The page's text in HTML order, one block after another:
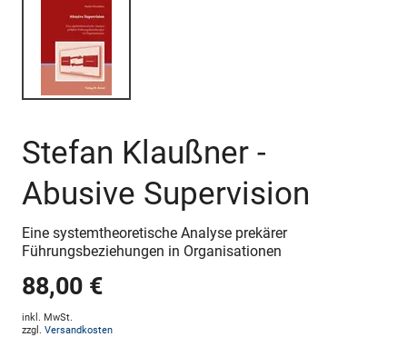
Stefan Klaußner -
Abusive Supervision
Eine systemtheoretische Analyse prekärer
Führungsbeziehungen in Organisationen
88,00 €
inkl. MwSt.
zzgl. Versandkosten